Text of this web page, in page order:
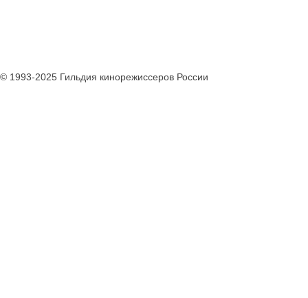
© 1993-2025 Гильдия кинорежиссеров России